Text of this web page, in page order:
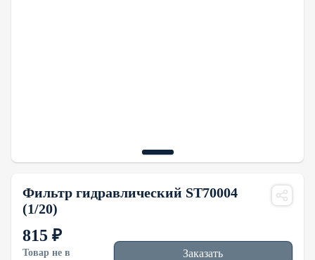
Фильтр гидравлический ST70004
(1/20)
815 ₽
Товар не в
Заказать